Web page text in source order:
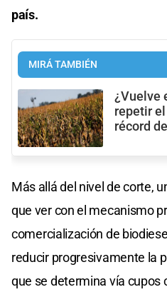
país.
MIRÁ TAMBIÉN
¿Vuelve
repetir
récord
Más allá del nivel de corte,
que ver con el mecanismo
comercialización de
reducir progresivamente la
que se determina vía cupos